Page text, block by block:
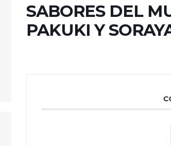
SABORES DEL
PAKUKI Y